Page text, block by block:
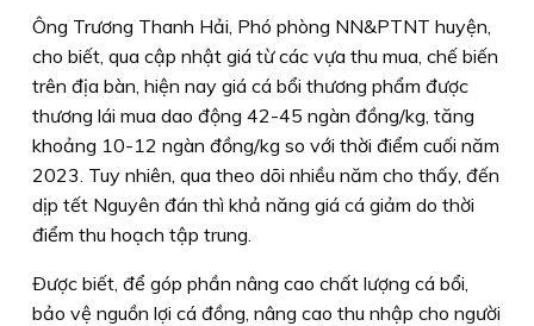
Ông Trương Thanh Hải, Phó phòng NN&PTNT huyện,
cho biết, qua cập nhật giá từ các vựa thu mua, chế biến
trên địa bàn, hiện nay giá cá bổi thương phẩm được
thương lái mua dao động 42-45 ngàn đồng/kg, tăng
khoảng 10-12 ngàn đồng/kg so với thời điểm cuối năm
2023. Tuy nhiên, qua theo dõi nhiều năm cho thấy, đến
dịp tết Nguyên đán thì khả năng giá cá giảm do thời
điểm thu hoạch tập trung.
Ðược biết, để góp phần nâng cao chất lượng cá bổi,
bảo vệ nguồn lợi cá đồng, nâng cao thu nhập cho người